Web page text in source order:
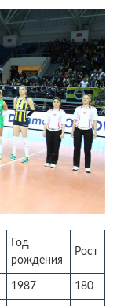
Год
рождения
Рост
1987 180